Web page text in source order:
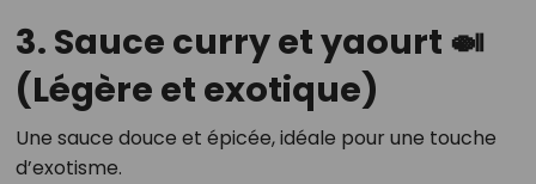
3. Sauce curry et yaourt 🍛
(Légère et exotique)
Une sauce douce et épicée, idéale pour une touche
d’exotisme.